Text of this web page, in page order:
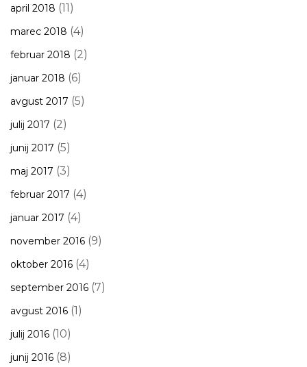
april 2018 (11)
marec 2018 (4)
februar 2018 (2)
januar 2018 (6)
avgust 2017 (5)
julij 2017 (2)
junij 2017 (5)
maj 2017 (3)
februar 2017 (4)
januar 2017 (4)
november 2016 (9)
oktober 2016 (4)
september 2016 (7)
avgust 2016 (1)
julij 2016 (10)
junij 2016 (8)